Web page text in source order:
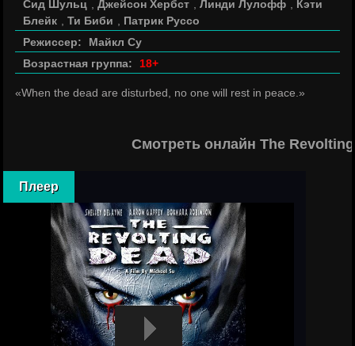
Сид Шульц
,Джейсон Хербст ,Линди Лулофф
Кэти
Блейк
,Ти Биби
Патрик Руссо
Режиссер:
Майкл Су
Возрастная группа:
18+
«When the dead are disturbed, no one will rest in peace.»
Смотреть онлайн The
Плеер